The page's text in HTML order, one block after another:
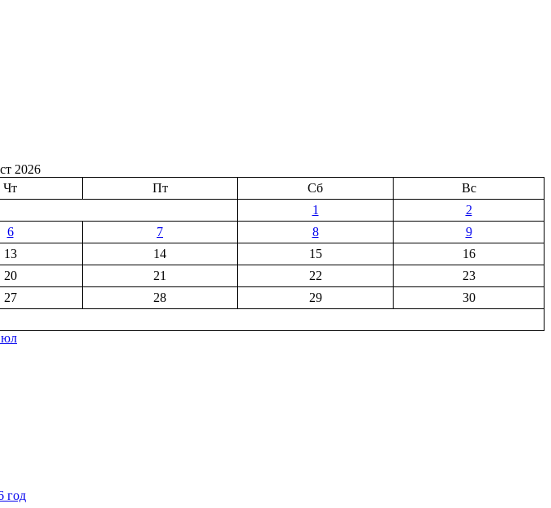
2026
Чт Пт Сб
Вс
1
2
6 7 8
9
13 14 15
16
20 21 22
23
27 28 29
30
год